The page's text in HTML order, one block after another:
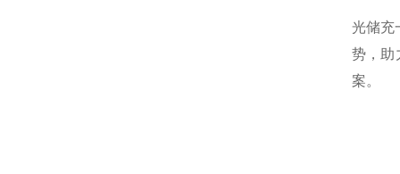
光储充
势，助
案。